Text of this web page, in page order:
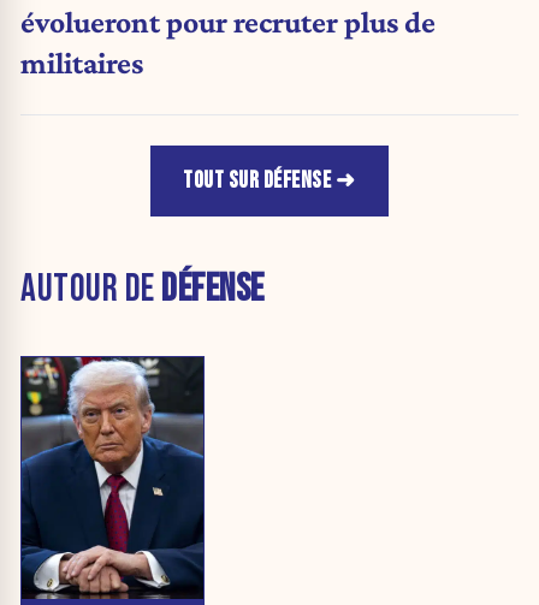
évolueront pour recruter plus de
militaires
TOUT SUR DÉFENSE
AUTOUR DEDÉFENSE